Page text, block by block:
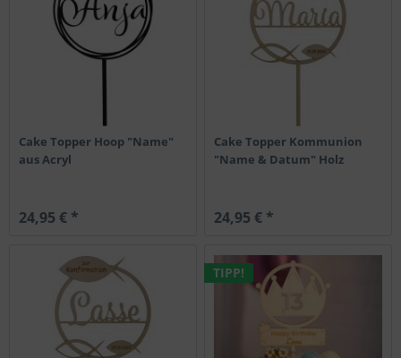
Cake Topper Hoop "Name"
aus Acryl
24,95 € *
Cake Topper Kommunion
"Name & Datum" Holz
24,95 € *
TIPP!